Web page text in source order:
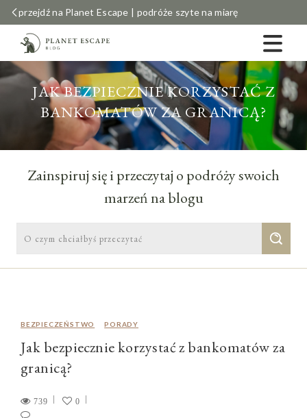
przejdź na Planet Escape | podróże szyte na miarę
JAK BEZPIECZNIE KORZYSTAĆ Z
BANKOMATÓW ZA GRANICĄ?
Zainspiruj się i przeczytaj o podróży swoich
marzeń na blogu
BEZPIECZEŃSTWO PORADY
Jak bezpiecznie korzystać z bankomatów za
granicą?
739 0